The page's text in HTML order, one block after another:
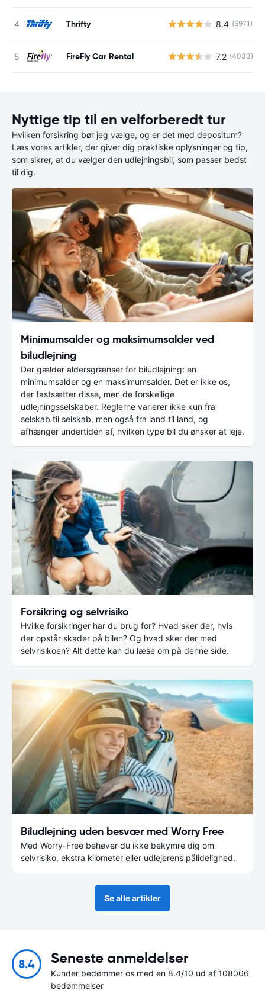
Thrifty 8.4 (6971)
FireFly Car Rental 7.2 (4033)
Nyttige tip til en velforberedt tur
Hvilken forsikring bør jeg vælge, og er det med depositum?
Læs vores artikler, der giver dig praktiske oplysninger og tip,
som sikrer, at du vælger den udlejningsbil, som passer bedst
til dig.
Minimumsalder og maksimumsalder ved
biludlejning
Der gælder aldersgrænser for biludlejning: en
minimumsalder og en maksimumsalder. Det er ikke os,
der fastsætter disse, men de forskellige
udlejningsselskaber. Reglerne varierer ikke kun fra
selskab til selskab, men også fra land til land, og
afhænger undertiden af, hvilken type bil du ønsker at leje.
Forsikring og selvrisiko
Hvilke forsikringer har du brug for? Hvad sker der, hvis
der opstår skader på bilen? Og hvad sker der med
selvrisikoen? Alt dette kan du læse om på denne side.
Biludlejning uden besvær med Worry Free
Med Worry-Free behøver du ikke bekymre dig om
selvrisiko, ekstra kilometer eller udlejerens pålidelighed.
Se alle artikler
8.4 Seneste anmeldelser
Kunder bedømmer os med en 8.4/10 ud af 108006
bedømmelser